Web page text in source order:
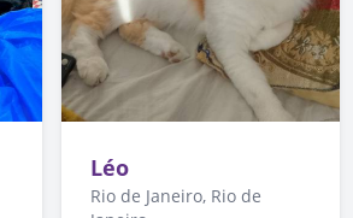
Léo
Rio de Janeiro, Rio de